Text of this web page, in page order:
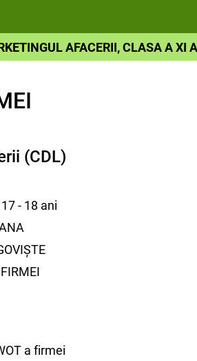
AFACERII, CLASA A XI A
(CDL)
17 - 18 ani
a firmei